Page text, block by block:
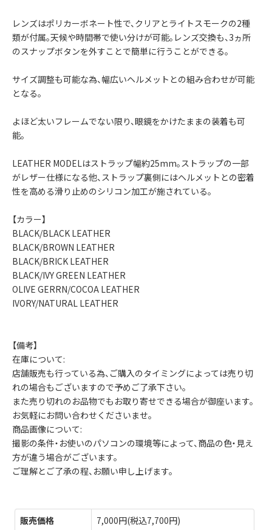
レンズはポリカーボネート性で、クリアとライトスモークの2種
類が付属。天候や時間帯で使い分けが可能。レンズ交換も、3ヵ所
のスナップボタンを外すことで簡単に行うことができる。
サイズ調整も可能な為、幅広いヘルメットとの組み合わせが可能
となる。
よほど太いフレームでない限り、眼鏡をかけたままの装着も可
能。
LEATHER MODELはストラップ幅約25mm。ストラップの一部
がレザー仕様になる他、ストラップ裏側にはヘルメットとの密着
性を高める滑り止めのシリコン加工が施されている。
【カラー】
BLACK/BLACK LEATHER
BLACK/BROWN LEATHER
BLACK/BRICK LEATHER
BLACK/IVY GREEN LEATHER
OLIVE GERRN/COCOA LEATHER
IVORY/NATURAL LEATHER
【備考】
在庫について:
店舗販売も行っている為、ご購入のタイミングによっては売り切
れの場合もございますので予めご了承下さい。
また売り切れのお品物でもお取り寄せできる場合が御座います。
お気軽にお問い合わせくださいませ。
商品画像について:
撮影の条件・お使いのパソコンの環境等によって、商品の色・見え
方が違う場合がございます。
ご理解とご了承の程、お願い申し上げます。
販売価格
7,000円(税込7,700円)